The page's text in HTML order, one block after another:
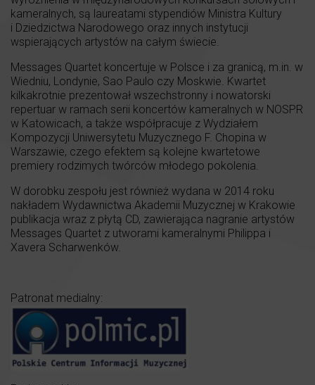
kameralnych, są laureatami stypendiów Ministra Kultury
i Dziedzictwa Narodowego oraz innych instytucji
wspierających artystów na całym świecie.
Messages Quartet koncertuje w Polsce i za granicą, m.in. w
Wiedniu, Londynie, Sao Paulo czy Moskwie. Kwartet
kilkakrotnie prezentował wszechstronny i nowatorski
repertuar w ramach serii koncertów kameralnych w NOSPR
w Katowicach, a także współpracuje z Wydziałem
Kompozycji Uniwersytetu Muzycznego F. Chopina w
Warszawie, czego efektem są kolejne kwartetowe
premiery rodzimych twórców młodego pokolenia.
W dorobku zespołu jest również wydana w 2014 roku
nakładem Wydawnictwa Akademii Muzycznej w Krakowie
publikacja wraz z płytą CD, zawierająca nagranie artystów
Messages Quartet z utworami kameralnymi Philippa i
Xavera Scharwenków.
Patronat medialny: